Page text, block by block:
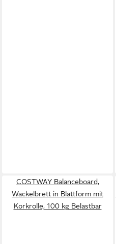
COSTWAY Balanceboard,
Wackelbrett in Blattform mit
Korkrolle, 100 kg Belastbar